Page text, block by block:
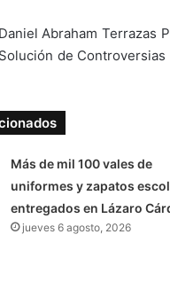
Abraham Terrazas
de Controversias
Más de mil 100 vales de
uniformes y zapatos
entregados en Lázaro
jueves 6 agosto, 2026